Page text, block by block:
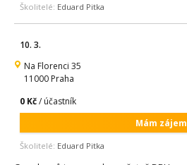
Školitelé: Eduard Pitka
10. 3.
Na Florenci 35
11000 Praha
0 Kč/ účastník
Mám zájem
Školitelé: Eduard Pitka